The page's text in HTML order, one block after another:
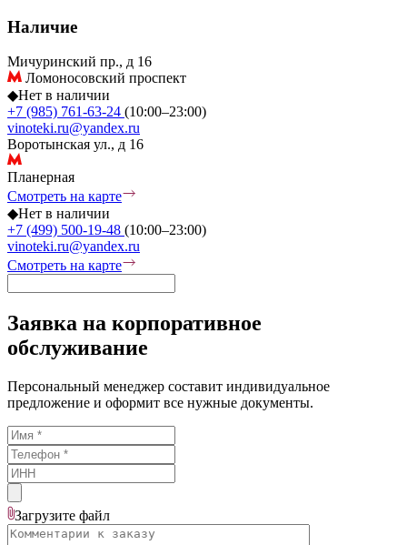
Наличие
Мичуринский пр., д 16
Ломоносовский проспект
◆Нет в наличии
+7 (985) 761-63-24 (10:00–23:00)
vinoteki.ru@yandex.ru
Воротынская ул., д 16
Планерная
Смотреть на карте
◆Нет в наличии
+7 (499) 500-19-48 (10:00–23:00)
vinoteki.ru@yandex.ru
Смотреть на карте
Заявка на корпоративное
обслуживание
Персональный менеджер составит индивидуальное
предложение и оформит все нужные документы.
Загрузите файл